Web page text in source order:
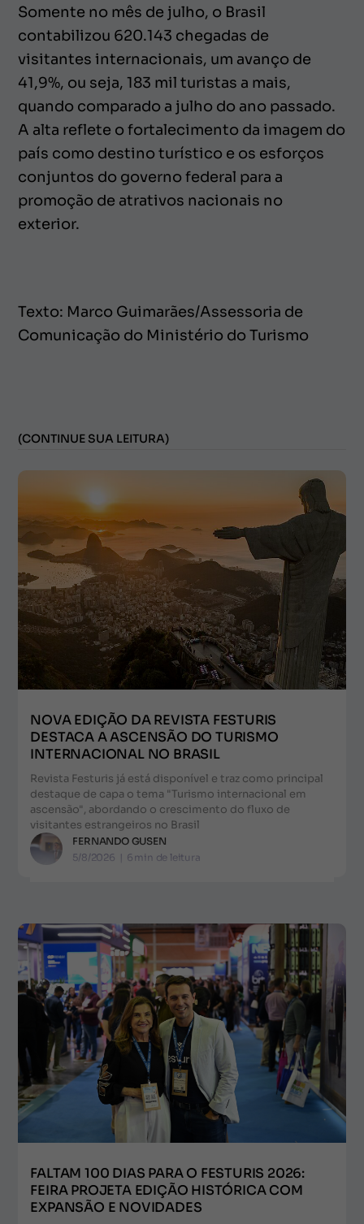
Somente no mês de julho, o Brasil
contabilizou 620.143 chegadas de
visitantes internacionais, um avanço de
41,9%, ou seja, 183 mil turistas a mais,
quando comparado a julho do ano passado.
A alta reflete o fortalecimento da imagem do
país como destino turístico e os esforços
conjuntos do governo federal para a
promoção de atrativos nacionais no
exterior.
Texto: Marco Guimarães/Assessoria de
Comunicação do Ministério do Turismo
(CONTINUE SUA LEITURA)
NOVA EDIÇÃO DA REVISTA FESTURIS
DESTACA A ASCENSÃO DO TURISMO
INTERNACIONAL NO BRASIL
Revista Festuris já está disponível e traz como principal
destaque de capa o tema "Turismo internacional em
ascensão", abordando o crescimento do fluxo de
visitantes estrangeiros no Brasil
FERNANDO GUSEN
5/8/2026 | 6 min de leitura
FALTAM 100 DIAS PARA O FESTURIS 2026:
FEIRA PROJETA EDIÇÃO HISTÓRICA COM
EXPANSÃO E NOVIDADES